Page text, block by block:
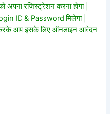
रजिस्ट्रेशन करना होगा |
ID & Password मिलेगा |
आप इसके लिए ऑनलाइन आवेदन